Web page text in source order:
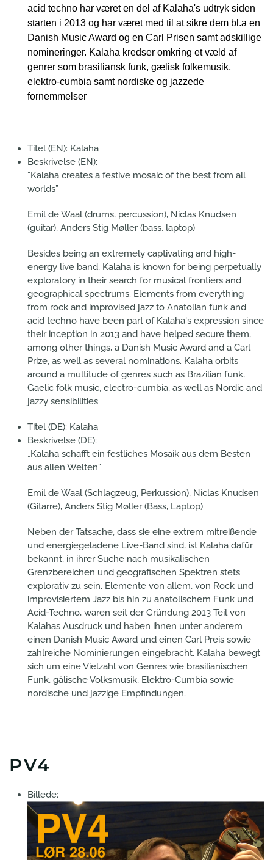
acid techno har været en del af Kalaha's udtryk siden
starten i 2013 og har været med til at sikre dem bl.a en
Danish Music Award og en Carl Prisen samt adskillige
nomineringer. Kalaha kredser omkring et væld af
genrer som brasiliansk funk, gælisk folkemusik,
elektro-cumbia samt nordiske og jazzede
fornemmelser
Titel (EN): Kalaha
Beskrivelse (EN):
“Kalaha creates a festive mosaic of the best from all
worlds”
Emil de Waal (drums, percussion), Niclas Knudsen
(guitar), Anders Stig Møller (bass, laptop)
Besides being an extremely captivating and high-
energy live band, Kalaha is known for being perpetually
exploratory in their search for musical frontiers and
geographical spectrums. Elements from everything
from rock and improvised jazz to Anatolian funk and
acid techno have been part of Kalaha's expression since
their inception in 2013 and have helped secure them,
among other things, a Danish Music Award and a Carl
Prize, as well as several nominations. Kalaha orbits
around a multitude of genres such as Brazilian funk,
Gaelic folk music, electro-cumbia, as well as Nordic and
jazzy sensibilities
Titel (DE): Kalaha
Beskrivelse (DE):
„Kalaha schafft ein festliches Mosaik aus dem Besten
aus allen Welten“
Emil de Waal (Schlagzeug, Perkussion), Niclas Knudsen
(Gitarre), Anders Stig Møller (Bass, Laptop)
Neben der Tatsache, dass sie eine extrem mitreißende
und energiegeladene Live-Band sind, ist Kalaha dafür
bekannt, in ihrer Suche nach musikalischen
Grenzbereichen und geografischen Spektren stets
explorativ zu sein. Elemente von allem, von Rock und
improvisiertem Jazz bis hin zu anatolischem Funk und
Acid-Techno, waren seit der Gründung 2013 Teil von
Kalahas Ausdruck und haben ihnen unter anderem
einen Danish Music Award und einen Carl Preis sowie
zahlreiche Nominierungen eingebracht. Kalaha bewegt
sich um eine Vielzahl von Genres wie brasilianischen
Funk, gälische Volksmusik, Elektro-Cumbia sowie
nordische und jazzige Empfindungen.
PV4
Billede: